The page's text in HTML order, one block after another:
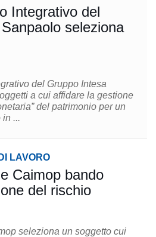
Integrativo del
seleziona
del Gruppo Intesa
a cui affidare la gestione
del patrimonio per un
in ...
LAVORO
Caimop bando
del rischio
seleziona un soggetto cui